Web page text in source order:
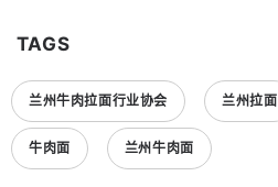
TAGS
兰州牛肉拉面行业协会 兰州拉面
牛肉面 兰州牛肉面